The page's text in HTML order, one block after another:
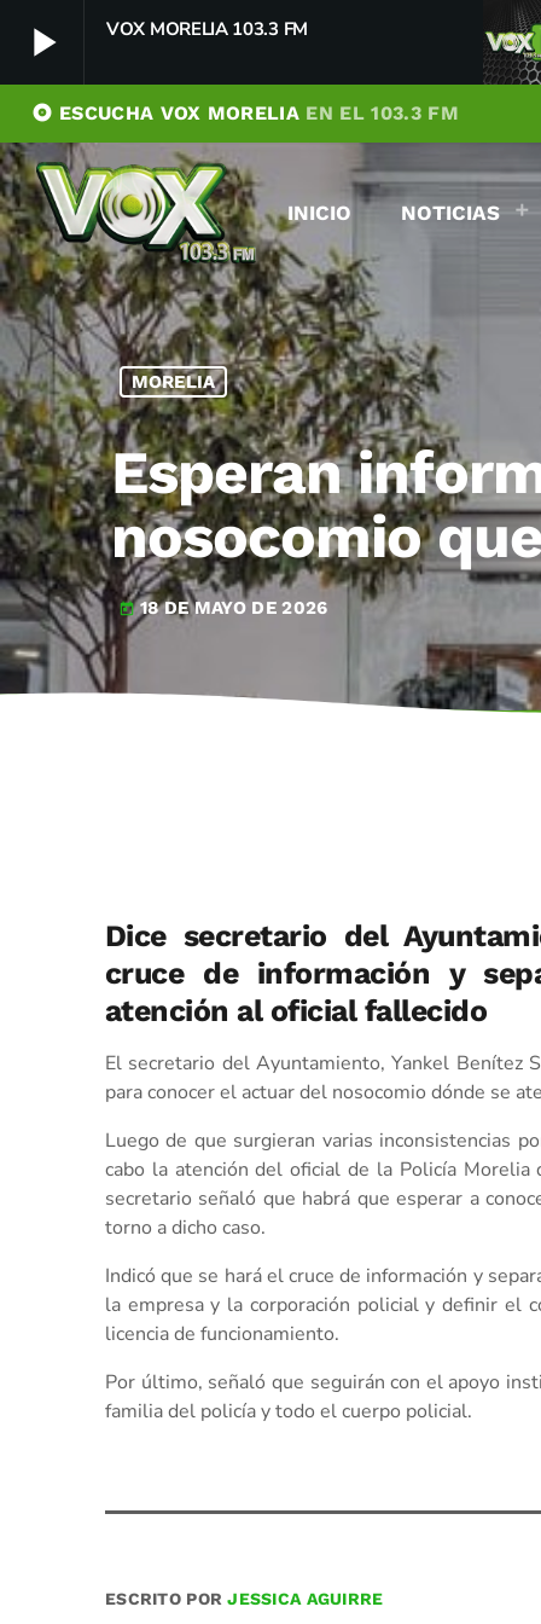
play_arrow VOX MORELIA 103.3 FM
play_arrow VOX MORELIA 103.3 FM
Player Debug
pushFeed = INITIALIZE1786171236693
[object Object]
newFeedReading = REITERATE - 1786171236694
newFeedReading = REITERATE - 1786171236751
album ESCUCHA VOX MORELIA EN EL 103.3 FM
INICIO NOTICIAS
MORELIA
Esperan
nosocomio
today 18 DE MAYO DE 2026
Dice secretario del
cruce de información y
atención al oficial fallecido
El secretario del Ayuntamiento, Yankel Benítez
para conocer el actuar del nosocomio dónde se
Luego de que surgieran varias inconsistencias
cabo la atención del oficial de la Policía
secretario señaló que habrá que esperar a
torno a dicho caso.
Indicó que se hará el cruce de información y
la empresa y la corporación policial y definir el
licencia de funcionamiento.
Por último, señaló que seguirán con el apoyo
familia del policía y todo el cuerpo policial.
ESCRITO PORJESSICA AGUIRRE